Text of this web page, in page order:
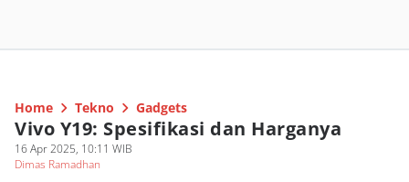
Home Tekno Gadgets
Vivo Y19: Spesifikasi dan Harganya
16 Apr 2025, 10:11 WIB
Dimas Ramadhan